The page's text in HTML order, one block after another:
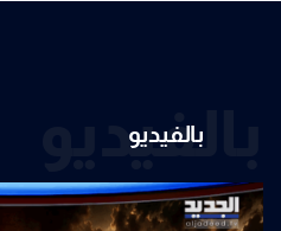
بالفيديو
بالفيديو